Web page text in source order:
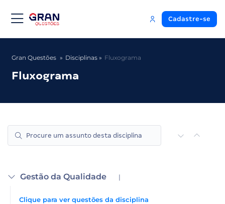
Cadastre-se
Gran Questões Disciplinas Fluxograma
Fluxograma
Gestão da Qualidade |
Clique para ver questões da disciplina